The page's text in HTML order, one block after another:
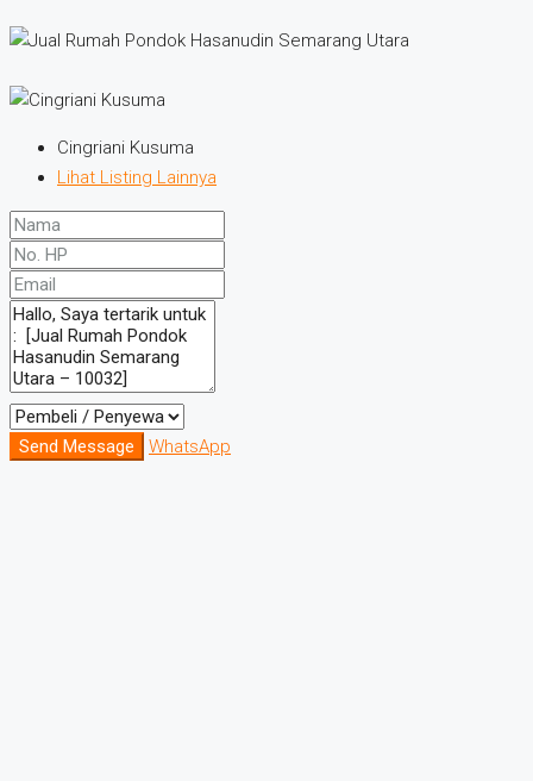
Cingriani Kusuma
Lihat Listing Lainnya
Send Message WhatsApp